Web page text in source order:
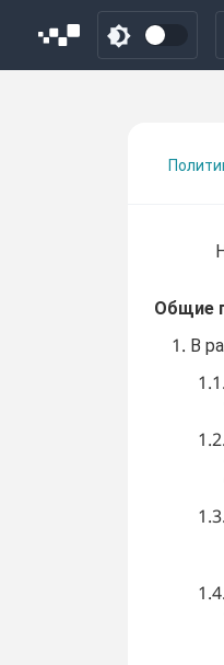
Общие
1. В
1.1.
1.2.
1.3.
1.4.